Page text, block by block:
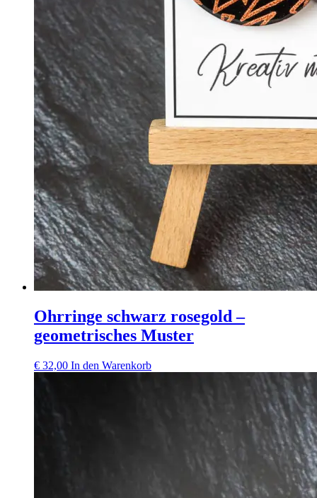
Ohrringe schwarz rosegold –
geometrisches Muster
€ 32,00 In den Warenkorb